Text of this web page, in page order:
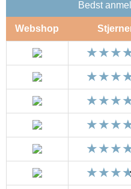
Bedst
Webshop